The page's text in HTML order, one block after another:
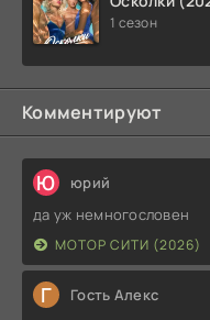
1 сезон
Комментируют
Ю юрий
да уж немногословен
МОТОР СИТИ (2026)
Г Гость Алекс